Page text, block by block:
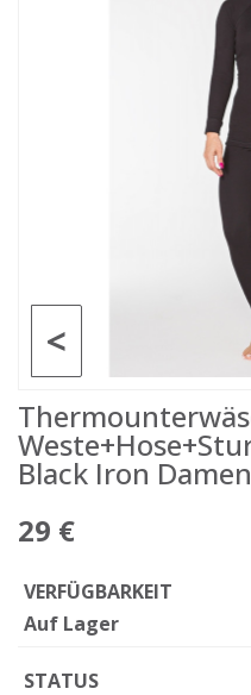
<
Black Iron
29 €
VERFÜGBARKEIT
Auf Lager
STATUS